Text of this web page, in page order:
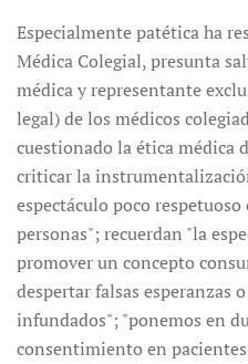
Especialmente patética ha
Médica Colegial, presunta
médica y representante
legal) de los médicos
cuestionado la ética médica
criticar la
espectáculo poco
personas"; recuerdan "la
promover un concepto
despertar falsas esperanzas
infundados"; "ponemos en
consentimiento en